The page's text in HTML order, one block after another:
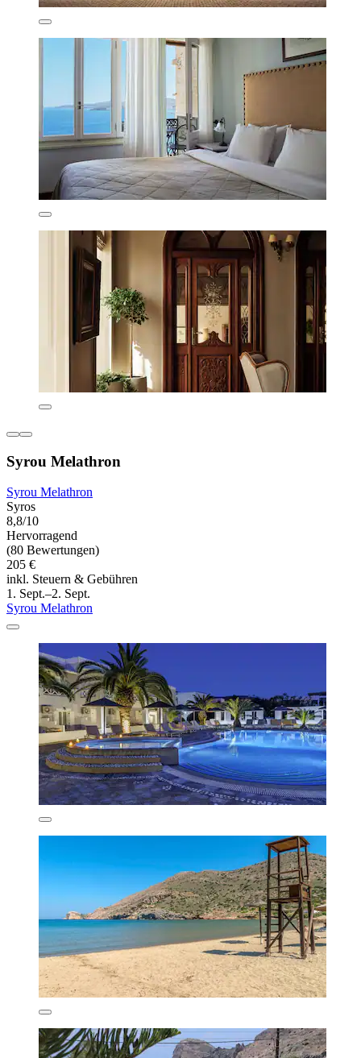
Syrou Melathron
Syrou Melathron
Syros
8,8/10
Hervorragend
(80 Bewertungen)
205 €
inkl. Steuern & Gebühren
1. Sept.–2. Sept.
Syrou Melathron